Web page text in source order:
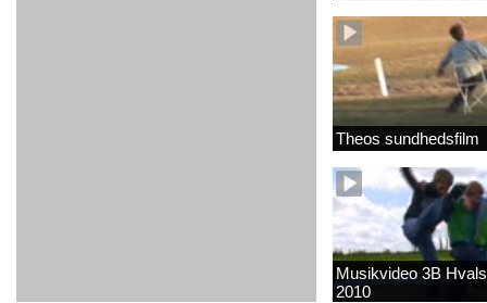
Theos sundhedsfilm
Musikvideo 3B
2010